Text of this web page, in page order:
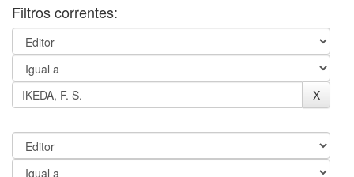
Filtros correntes: